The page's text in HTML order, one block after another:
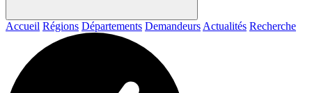
Accueil Régions Départements Demandeurs Actualités Recherche